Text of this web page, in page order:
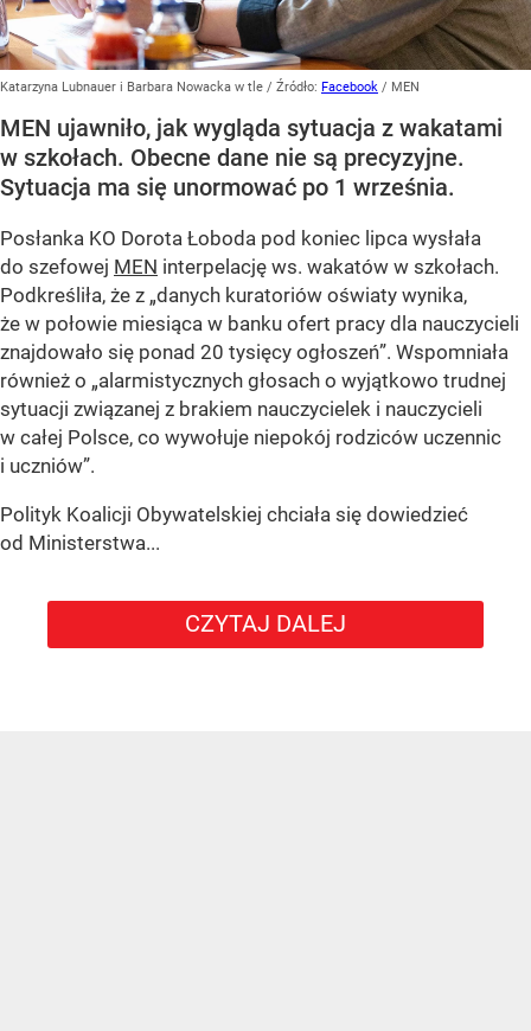
Katarzyna Lubnauer i Barbara Nowacka w tle / Źródło: Facebook / MEN
MEN ujawniło, jak wygląda sytuacja z wakatami
w szkołach. Obecne dane nie są precyzyjne.
Sytuacja ma się unormować po 1 września.
Posłanka KO Dorota Łoboda pod koniec lipca wysłała
do szefowej MEN interpelację ws. wakatów w szkołach.
Podkreśliła, że z „danych kuratoriów oświaty wynika,
że w połowie miesiąca w banku ofert pracy dla nauczycieli
znajdowało się ponad 20 tysięcy ogłoszeń”. Wspomniała
również o „alarmistycznych głosach o wyjątkowo trudnej
sytuacji związanej z brakiem nauczycielek i nauczycieli
w całej Polsce, co wywołuje niepokój rodziców uczennic
i uczniów”.
Polityk Koalicji Obywatelskiej chciała się dowiedzieć
od Ministerstwa...
CZYTAJ DALEJ